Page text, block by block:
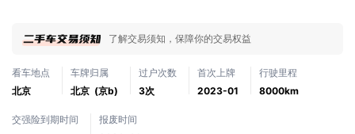
了解交易须知，保障你的交易权益
看车地点
北京
车牌归属
北京 (京b)
过户次数
3次
首次上牌
2023-01
行驶里程
8000km
交强险到期时间
报废时间